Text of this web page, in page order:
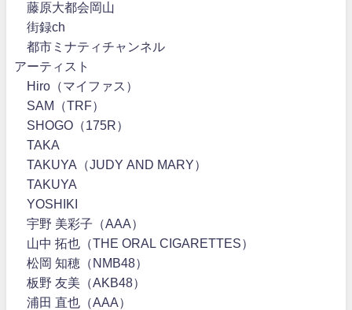
藤原大都会岡山
街録ch
都市ミナティチャンネル
アーティスト
Hiro（マイファス）
SAM（TRF）
SHOGO（175R）
TAKA
TAKUYA（JUDY AND MARY）
TAKUYA∞
YOSHIKI
宇野 美彩子（AAA）
山中 拓也（THE ORAL CIGARETTES）
松岡 知穂（NMB48）
板野 友美（AKB48）
浦田 直也（AAA）